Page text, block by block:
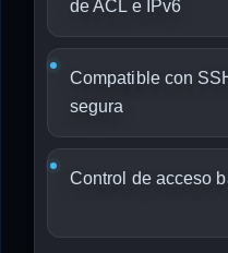
de ACL e IPv6
Compatible con
segura
Control de acceso